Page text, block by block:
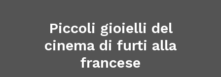
Piccoli gioielli del
cinema di furti alla
francese